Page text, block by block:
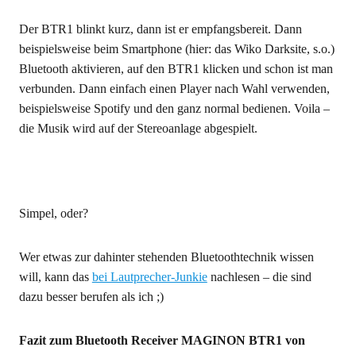
Der BTR1 blinkt kurz, dann ist er empfangsbereit. Dann
beispielsweise beim Smartphone (hier: das Wiko Darksite, s.o.)
Bluetooth aktivieren, auf den BTR1 klicken und schon ist man
verbunden. Dann einfach einen Player nach Wahl verwenden,
beispielsweise Spotify und den ganz normal bedienen. Voila –
die Musik wird auf der Stereoanlage abgespielt.
Simpel, oder?
Wer etwas zur dahinter stehenden Bluetoothtechnik wissen
will, kann das bei Lautprecher-Junkienachlesen – die sind
dazu besser berufen als ich ;)
Fazit zum Bluetooth Receiver MAGINON BTR1 von